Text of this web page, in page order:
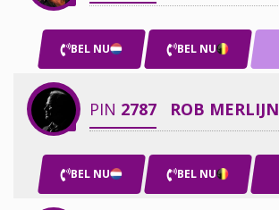
BEL NU BEL NU
PIN 2787 ROB MERLIJN
BEL NU BEL NU